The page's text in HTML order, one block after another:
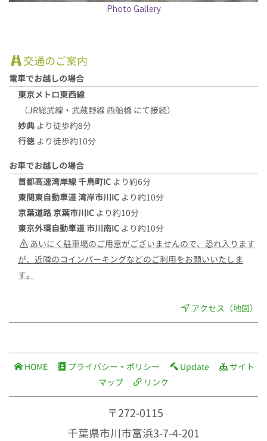
Photo Gallery
交通のご案内
電車でお越しの場合
東京メトロ東西線
（JR総武線・武蔵野線 西船橋 にて接続）
妙典 より徒歩約8分
行徳 より徒歩約10分
お車でお越しの場合
首都高速湾岸線 千鳥町IC より約6分
東関東自動車道 湾岸市川IC より約10分
京葉道路 京葉市川IC より約10分
東京外環自動車道 市川南IC より約10分
あいにく駐車場のご用意がございませんので、恐れ入ります
が、近隣のコインパーキングなどのご利用をお願いいたしま
す。
アクセス（地図）
HOME プライバシー・ポリシー Update
サイト
マップ
リンク
〒272-0115
千葉県市川市富浜3-7-4-201